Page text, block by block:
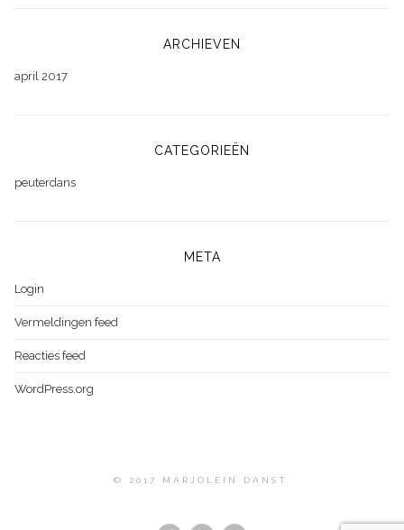
ARCHIEVEN
april 2017
CATEGORIEËN
peuterdans
META
Login
Vermeldingen feed
Reacties feed
WordPress.org
© 2017 MARJOLEIN DANST.